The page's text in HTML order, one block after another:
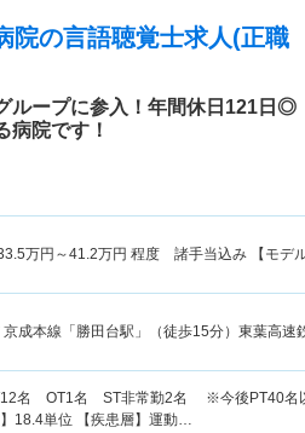
院の言語聴覚士求人(正職
ループに参入！年間休日121日◎
病院です！
万円～41.2万円 程度 諸手当込み 【モデル
京成本線「勝田台駅」（徒歩15分）東葉高速
名 OT1名 ST非常勤2名 ※今後PT40名
18.4単位 【疾患層】運動…